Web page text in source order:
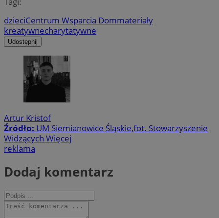
dzieciCentrum Wsparcia Dommateriały
kreatywnecharytatywne
Udostępnij
Artur Kristof
Źródło: UM Siemianowice Śląskie,fot. Stowarzyszenie
Widzących Więcej
reklama
Dodaj komentarz